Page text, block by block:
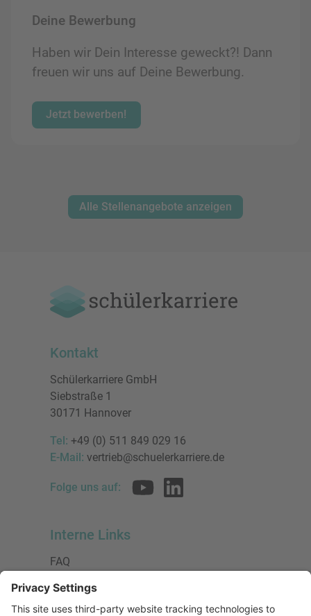
Deine Bewerbung
Haben wir Dein Interesse geweckt?! Dann
freuen wir uns auf Deine Bewerbung.
Jetzt bewerben!
Alle Stellenangebote anzeigen
Kontakt
Schülerkarriere GmbH
Siebstraße 1
30171 Hannover
Tel: +49 (0) 511 849 029 16
E-Mail: vertrieb@schuelerkarriere.de
Folge uns auf:
Interne Links
FAQ
Datenschutzerklärung
Impressum